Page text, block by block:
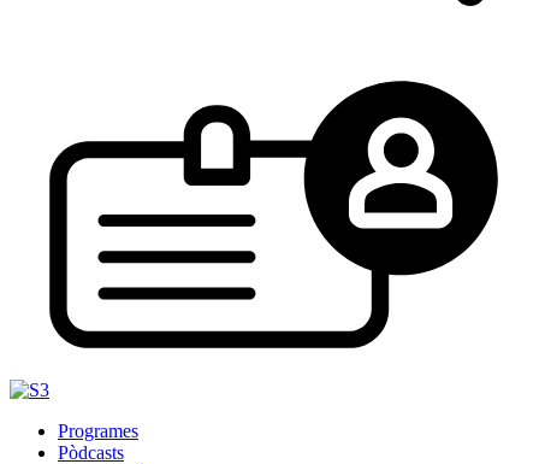
Programes
Pòdcasts